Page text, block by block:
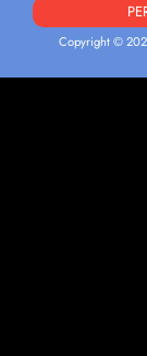
Copyright ©